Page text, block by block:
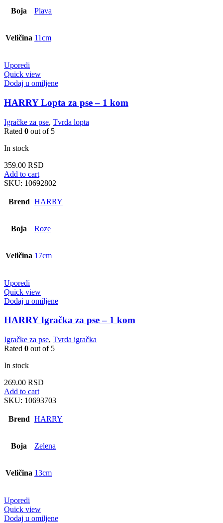
Boja Plava
Veličina 11cm
Uporedi
Quick view
Dodaj u omiljene
HARRY Lopta za pse – 1 kom
Igračke za pse, Tvrda lopta
Rated 0 out of 5
In stock
359.00 RSD
Add to cart
SKU: 10692802
Brend HARRY
Boja Roze
Veličina 17cm
Uporedi
Quick view
Dodaj u omiljene
HARRY Igračka za pse – 1 kom
Igračke za pse, Tvrda igračka
Rated 0 out of 5
In stock
269.00 RSD
Add to cart
SKU: 10693703
Brend HARRY
Boja Zelena
Veličina 13cm
Uporedi
Quick view
Dodaj u omiljene